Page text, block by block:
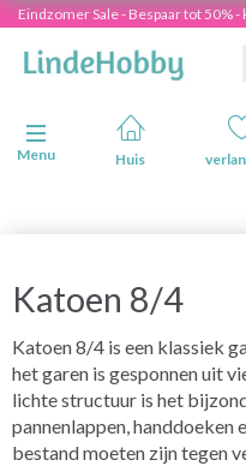
Eindzomer Sale - Bespaar tot 50% -
Navigatie in-/uitschakelen
Menu
Huis
Katoen 8/4
Katoen 8/4 is een klassiek
het garen is gesponnen uit
lichte structuur is het
pannenlappen, handdoeken
bestand moeten zijn tegen